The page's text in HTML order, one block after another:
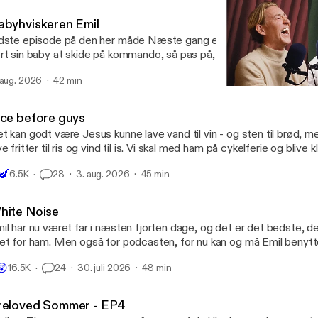
Emil
episode på den her måde Næste gang er vi IRL - og det bliver godt.
sin baby at skide på kommando, så pas på, når du hører denne
er der ikke sket så meget nyt. Bare rolig det bliver bedre
2026 42 min
before guys
kan godt være Jesus kunne lave vand til vin - og sten til brød,
til ris og vind til is. Vi skal med ham på cykelferie og blive klogere på livet på
Bo Thorup, men alt i alt - fin lille episode
6.5K 28 3. aug. 2026 45 min
Noise
har nu været far i næsten fjorten dage, og det er det bedste,
for ham. Men også for podcasten, for nu kan og må Emil
li' white noise" Badum tji Episoden er meget bedre end den i
har været til frisør i provinsen - og det er gået godt - og
noise som du kender det.
16.5K 24 30. juli 2026 48 min
Sommer - EP4